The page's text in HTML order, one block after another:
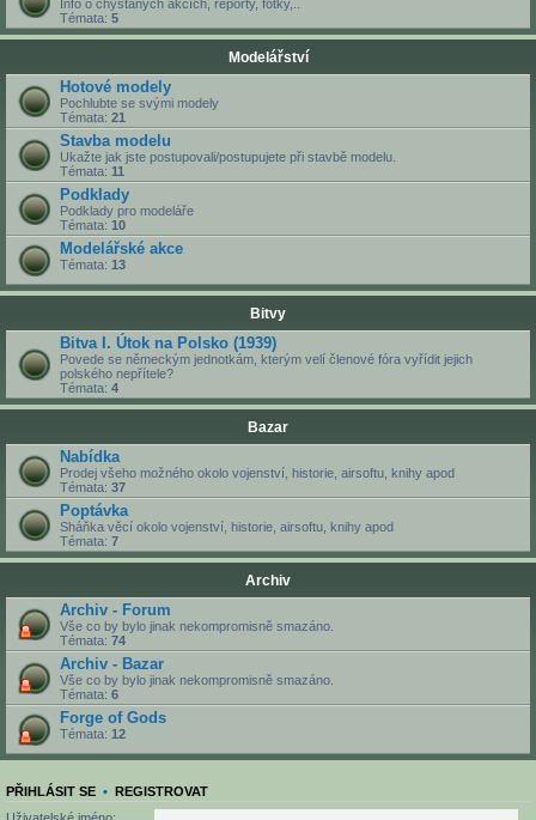
Info o chystaných akcích, reporty, fotky,..
Témata: 5
Modelářství
Hotové modely
Pochlubte se svými modely
Témata: 21
Stavba modelu
Ukažte jak jste postupovali/postupujete při stavbě modelu.
Témata: 11
Podklady
Podklady pro modeláře
Témata: 10
Modelářské akce
Témata: 13
Bitvy
Bitva I. Útok na Polsko (1939)
Povede se německým jednotkám, kterým velí členové fóra vyřídit jejich
polského nepřítele?
Témata: 4
Bazar
Nabídka
Prodej všeho možného okolo vojenství, historie, airsoftu, knihy apod
Témata: 37
Poptávka
Sháňka věcí okolo vojenství, historie, airsoftu, knihy apod
Témata: 7
Archiv
Archiv - Forum
Vše co by bylo jinak nekompromisně smazáno.
Témata: 74
Archiv - Bazar
Vše co by bylo jinak nekompromisně smazáno.
Témata: 6
Forge of Gods
Témata: 12
PŘIHLÁSIT SE • REGISTROVAT